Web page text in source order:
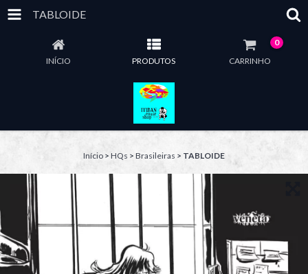
TABLOIDE
INÍCIO PRODUTOS CARRINHO
0
Início > HQs > Brasileiras > TABLOIDE